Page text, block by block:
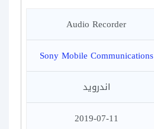
Audio Recorder
Sony Mobile Communications
اندرويد
2019-07-11